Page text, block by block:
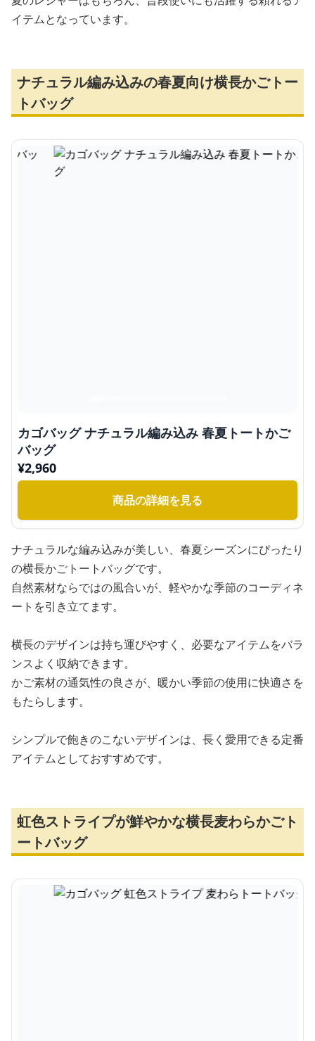
イテムとなっています。
ナチュラル編み込みの春夏向け横長かごトー
トバッグ
カゴバッグ ナチュラル編み込み 春夏トートかご
バッグ
¥2,960
商品の詳細を見る
ナチュラルな編み込みが美しい、春夏シーズンにぴったり
の横長かごトートバッグです。
自然素材ならではの風合いが、軽やかな季節のコーディネ
ートを引き立てます。
横長のデザインは持ち運びやすく、必要なアイテムをバラ
ンスよく収納できます。
かご素材の通気性の良さが、暖かい季節の使用に快適さを
もたらします。
シンプルで飽きのこないデザインは、長く愛用できる定番
アイテムとしておすすめです。
虹色ストライプが鮮やかな横長麦わらかごト
ートバッグ